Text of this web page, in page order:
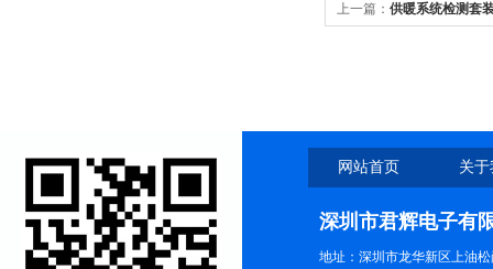
上一篇： 供暖系统检测套
网站首页 关
深圳市君辉电子有
地址：深圳市龙华新区上油松